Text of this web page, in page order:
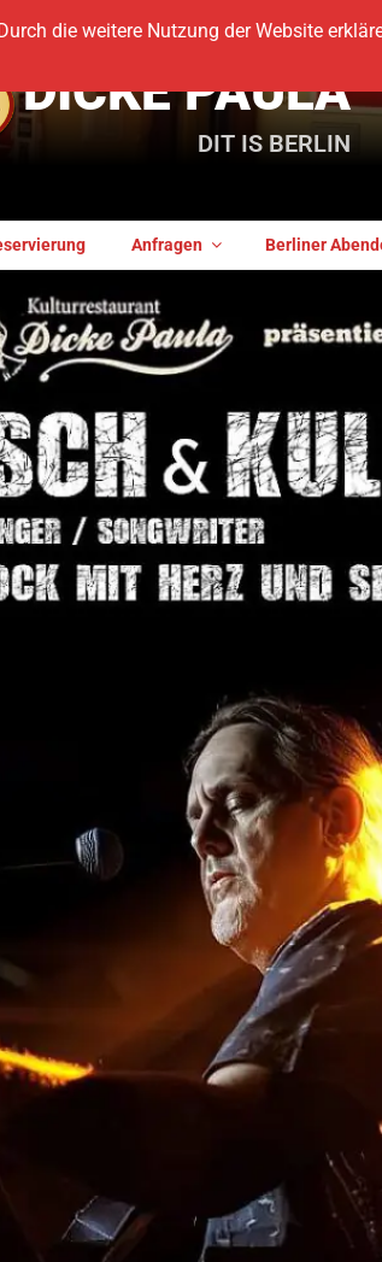
DICKE PAULA
DIT IS BERLIN
Anfragen Berliner
die weitere Nutzung der Website